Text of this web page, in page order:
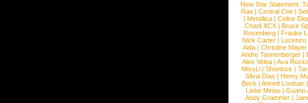
New Star Statement:
Rae| Central Cee|
| Metallica | Celine
Charli XCX| Bruce
Rosenberg | Frauke
Nick Carter | Lucenzo
Aida| Christine Mayer
Andre Tannenberger |
Alex Velea | Ava Rocks
MissLi | Shonlock |
Silvia Dias | Henry
Beck | Annett Louisan|
Liebe Minou| Guano
Andy Grammer|